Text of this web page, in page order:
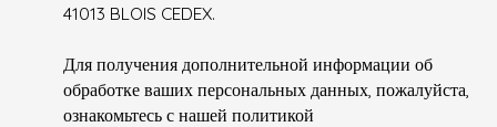
41013 BLOIS CEDEX.
Для получения дополнительной информации об
обработке ваших персональных данных, пожалуйста,
ознакомьтесь с нашей политикой